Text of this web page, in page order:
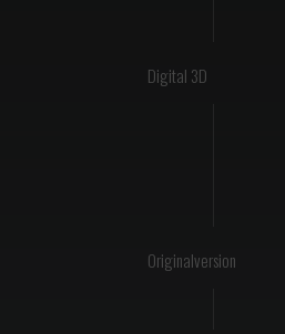
Digital 3D
Originalversion